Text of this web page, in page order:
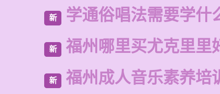
新 学通俗唱法需要学什
新 福州哪里买尤克里里
新 福州成人音乐素养培